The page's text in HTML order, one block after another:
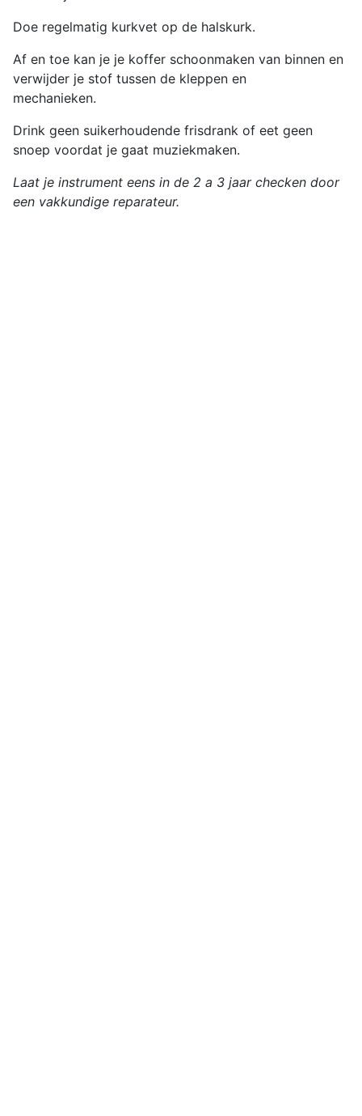
Doe regelmatig kurkvet op de halskurk.
Af en toe kan je je koffer schoonmaken van binnen en
verwijder je stof tussen de kleppen en
Drink geen suikerhoudende frisdrank of eet geen
snoep voordat je gaat muziekmaken.
Laat je instrument eens in de 2 a 3 jaar checken door
een vakkundige reparateur.